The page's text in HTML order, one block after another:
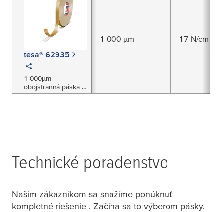
tesa® 62935
1 000μm
obojstranná páska z
PE peny
1 000 µm 17 N/cm
Technické poradenstvo
Našim zákazníkom sa snažíme ponúknuť
kompletné riešenie . Začína sa to výberom pásky,